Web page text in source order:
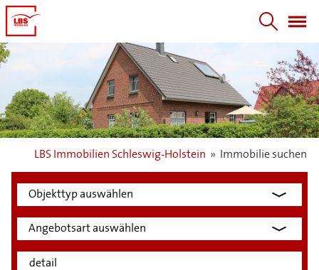
LBS Immobilien Schleswig-Holstein » Immobilie suchen